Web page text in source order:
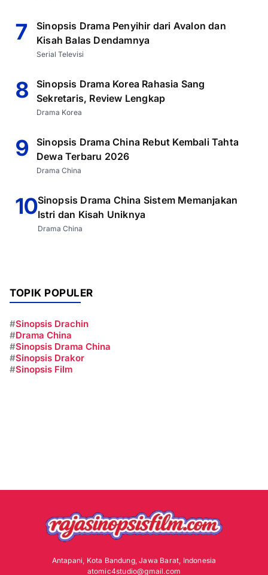
7
Sinopsis Drama Penyihir dari Avalon dan
Kisah Balas Dendamnya
Serial Televisi
8
Sinopsis Drama Korea Rahasia Sang
Sekretaris, Review Lengkap
Drama Korea
9
Sinopsis Drama China Rebut Kembali Tahta
Dewa Terbaru 2026
Drama China
10Sinopsis Drama China Sistem Memanjakan
Istri dan Kisah Uniknya
Drama China
TOPIK POPULER
#Sinopsis Drachin
#Drama China
#Sinopsis Drama China
#Sinopsis Drakor
#Sinopsis Film
Antapani, Kota Bandung, Jawa Barat, Indonesia
atomic4studio@gmail.com